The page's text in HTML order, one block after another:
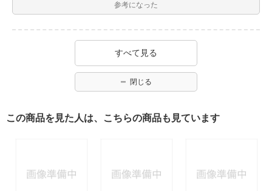
参考になった
すべて見る
閉じる
この商品を見た人は、こちらの商品も見ています